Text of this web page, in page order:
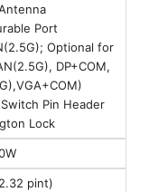
Port
Optional for
DP+COM,
Pin Header
Lock
pint)